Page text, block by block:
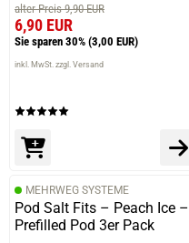
alter Preis 9,90 EUR
6,90 EUR
Sie sparen 30% (3,00 EUR)
inkl. MwSt. zzgl. Versand
MEHRWEG SYSTEME
Pod Salt Fits – Peach Ice –
Prefilled Pod 3er Pack